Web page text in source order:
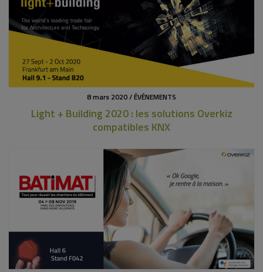
8 mars 2020 / ÉVÉNEMENTS
Light + Building 2020 : les solutions Overkiz
compatibles KNX